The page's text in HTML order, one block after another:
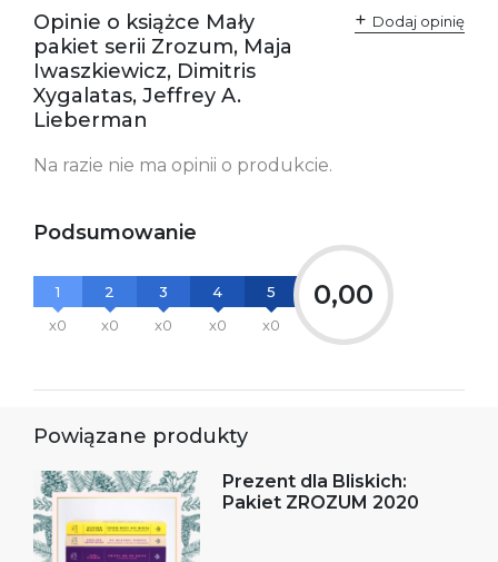
Ostrzeżenia oraz
informacje dotyczące
bezpieczeństwa:
Opinie o książce Mały
pakiet serii Zrozum, Maja
Iwaszkiewicz, Dimitris
Xygalatas, Jeffrey A.
Lieberman
Dodaj opinię
Na razie nie ma opinii o produkcie.
Podsumowanie
1
x0
2
x0
3
x0
4
x0
5
x0
0,00
Powiązane produkty
Prezent dla Bliskich:
Pakiet ZROZUM 2020